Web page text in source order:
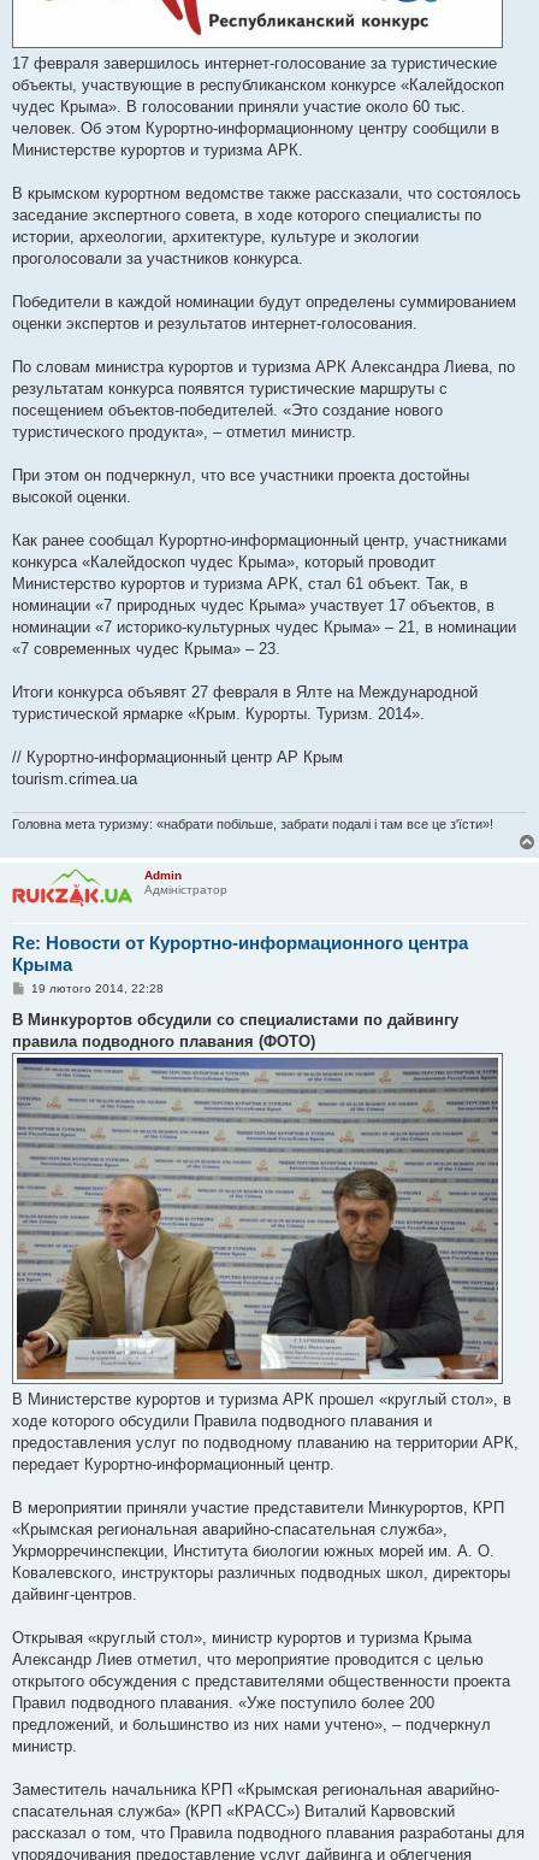
17 февраля завершилось интернет-голосование за туристические
объекты, участвующие в республиканском конкурсе «Калейдоскоп
чудес Крыма». В голосовании приняли участие около 60 тыс.
человек. Об этом Курортно-информационному центру сообщили в
Министерстве курортов и туризма АРК.
В крымском курортном ведомстве также рассказали, что состоялось
заседание экспертного совета, в ходе которого специалисты по
истории, археологии, архитектуре, культуре и экологии
проголосовали за участников конкурса.
Победители в каждой номинации будут определены суммированием
оценки экспертов и результатов интернет-голосования.
По словам министра курортов и туризма АРК Александра Лиева, по
результатам конкурса появятся туристические маршруты с
посещением объектов-победителей. «Это создание нового
туристического продукта», – отметил министр.
При этом он подчеркнул, что все участники проекта достойны
высокой оценки.
Как ранее сообщал Курортно-информационный центр, участниками
конкурса «Калейдоскоп чудес Крыма», который проводит
Министерство курортов и туризма АРК, стал 61 объект. Так, в
номинации «7 природных чудес Крыма» участвует 17 объектов, в
номинации «7 историко-культурных чудес Крыма» – 21, в номинации
«7 современных чудес Крыма» – 23.
Итоги конкурса объявят 27 февраля в Ялте на Международной
туристической ярмарке «Крым. Курорты. Туризм. 2014».
// Курортно-информационный центр АР Крым
tourism.crimea.ua
Головна мета туризму: «набрати побільше, забрати подалі і там все це з'їсти»!
Admin
Адміністратор
Re: Новости от Курортно-информационного центра
Крыма
П
в
д
о
м
л
е
н
н
я
19 лютого 2014, 22:28
В Минкурортов обсудили со специалистами по дайвингу
правила подводного плавания (ФОТО)
В Министерстве курортов и туризма АРК прошел «круглый стол», в
ходе которого обсудили Правила подводного плавания и
предоставления услуг по подводному плаванию на территории АРК,
передает Курортно-информационный центр.
В мероприятии приняли участие представители Минкурортов, КРП
«Крымская региональная аварийно-спасательная служба»,
Укрморречинспекции, Института биологии южных морей им. А. О.
Ковалевского, инструкторы различных подводных школ, директоры
дайвинг-центров.
Открывая «круглый стол», министр курортов и туризма Крыма
Александр Лиев отметил, что мероприятие проводится с целью
открытого обсуждения с представителями общественности проекта
Правил подводного плавания. «Уже поступило более 200
предложений, и большинство из них нами учтено», – подчеркнул
министр.
Заместитель начальника КРП «Крымская региональная аварийно-
спасательная служба» (КРП «КРАСС») Виталий Карвовский
рассказал о том, что Правила подводного плавания разработаны для
упорядочивания предоставление услуг дайвинга и облегчения